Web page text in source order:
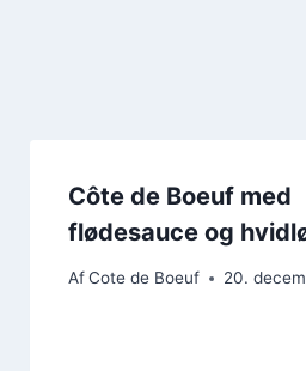
Côte de Boeuf med
flødesauce og
Af Cote de Boeuf 20.